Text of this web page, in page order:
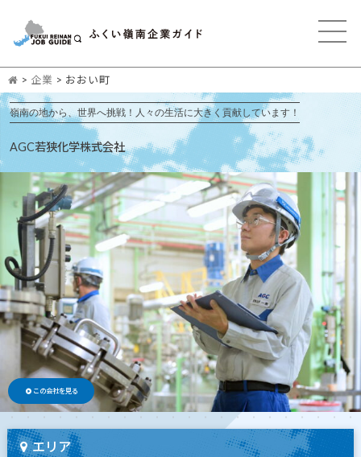
> 企業 > おおい町
嶺南の地から、世界へ挑戦！人々の生活に大きく貢献しています！
AGC若狭化学株式会社
この会社を見る
エリア